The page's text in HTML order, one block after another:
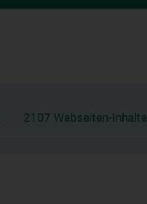
2107 Webseiten-Inhalte